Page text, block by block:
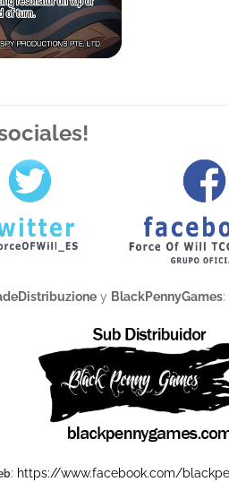
y BlackPennyGames:
: https://www.facebook.com/